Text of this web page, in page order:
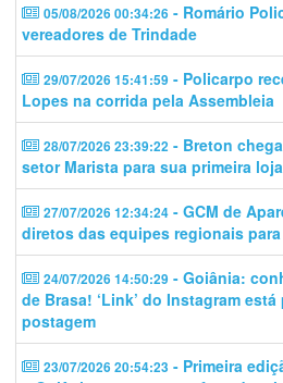
05/08/2026 00:34:26 - Romário
vereadores de Trindade
29/07/2026 15:41:59 - Policarpo
Lopes na corrida pela Assembleia
28/07/2026 23:39:22 - Breton
setor Marista para sua primeira loja
27/07/2026 12:34:24 - GCM de
diretos das equipes regionais
24/07/2026 14:50:29 - Goiânia:
de Brasa! ‘Link’ do Instagram
postagem
23/07/2026 20:54:23 - Primeira